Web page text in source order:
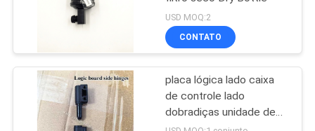
Unidade de
refrigeração
montada telhado
USD MOQ:2
CONTATO
placa lógica lado caixa
de controle lado
dobradiças unidade de
refrigeração T-series